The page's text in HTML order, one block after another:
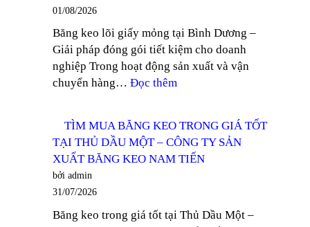
NAM
TIẾN
TY
01/08/2026
Băng keo lõi giấy mỏng tại Bình Dương –
Giải pháp đóng gói tiết kiệm cho doanh
nghiệp Trong hoạt động sản xuất và vận
chuyển hàng… Đọc thêm
BĂNG
KEO
LÕI
TẠI
TÌM MUA BĂNG KEO TRONG GIÁ TỐT
TẠI THỦ DẦU MỘT – CÔNG TY SẢN
XUẤT BĂNG KEO NAM TIẾN
bởi admin
31/07/2026
Băng keo trong giá tốt tại Thủ Dầu Một –